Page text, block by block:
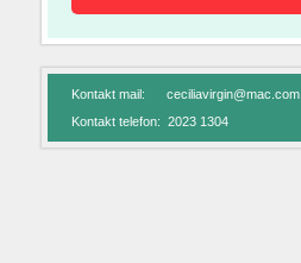
Kontakt mail: ceciliavirgin@mac.com
Kontakt telefon: 2023 1304